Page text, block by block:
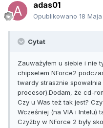
adas01
Opublikowano 18
Cytat
Zauważyłem u siebie i nie
chipsetem NForce2
twardy strasznie
procesor).Dodam, że cd-
Czy u Was też tak jest?
Wcześniej (na VIA i Intelu)
Czyżby w NForce 2 były